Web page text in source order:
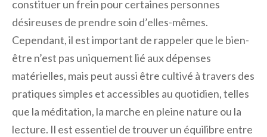
constituer un frein pour certaines personnes
désireuses de prendre soin d’elles-mêmes.
Cependant, il est important de rappeler que le bien-
être n’est pas uniquement lié aux dépenses
matérielles, mais peut aussi être cultivé à travers des
pratiques simples et accessibles au quotidien, telles
que la méditation, la marche en pleine nature ou la
lecture. Il est essentiel de trouver un équilibre entre